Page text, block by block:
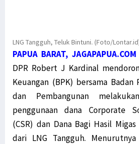
LNG Tangguh, Teluk Bintuni. (Foto/
PAPUA BARAT, JAGAPAPUA.COM
DPR Robert J Kardinal
Keuangan (BPK) bersama Badan
dan Pembangunan
penggunaan dana Corporate
(CSR) dan Dana Bagi Hasil
dari LNG Tangguh.